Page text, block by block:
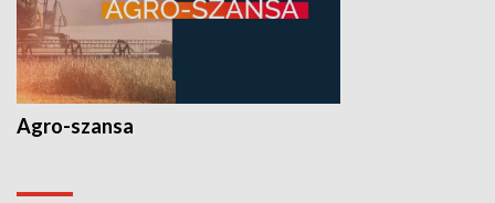
Agro-szansa